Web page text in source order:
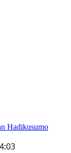
Hadikusumo